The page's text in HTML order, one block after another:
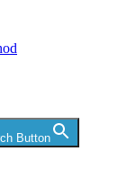
Button